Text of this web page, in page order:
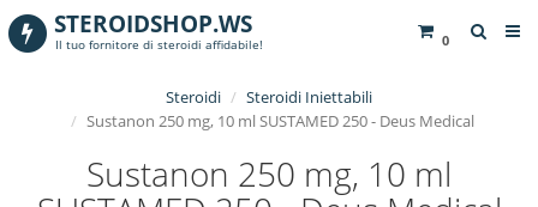
0
STEROIDSHOP.WS
Il tuo fornitore di steroidi affidabile!
Steroidi
Steroidi Iniettabili
Sustanon 250 mg, 10 ml SUSTAMED 250 - Deus Medical
Sustanon 250 mg, 10 ml